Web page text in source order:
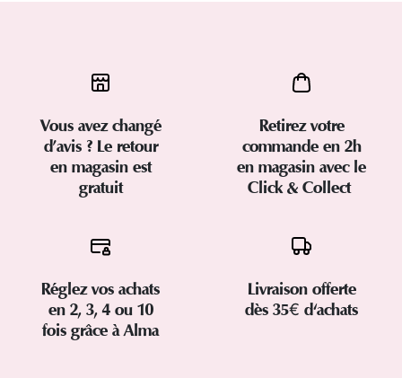
Vous avez changé
d’avis ? Le retour
en magasin est
gratuit
Retirez votre
commande en 2h
en magasin avec le
Click & Collect
Réglez vos achats
en 2, 3, 4 ou 10
fois grâce à Alma
Livraison offerte
dès 35€ d'achats